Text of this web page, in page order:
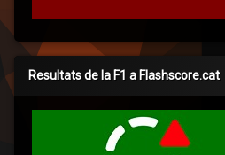
Resultats de la F1 a Flashscore.cat